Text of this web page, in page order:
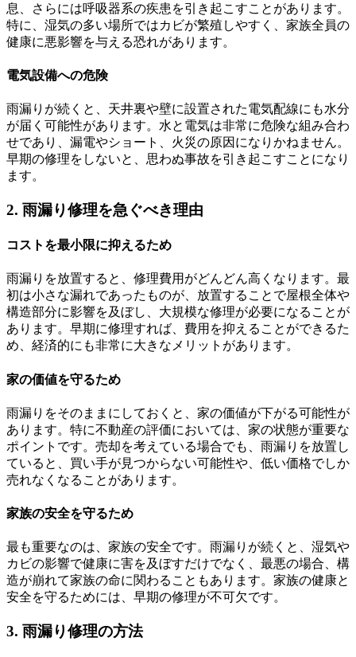
息、さらには呼吸器系の疾患を引き起こすことがあります。
特に、湿気の多い場所ではカビが繁殖しやすく、家族全員の
健康に悪影響を与える恐れがあります。
電気設備への危険
雨漏りが続くと、天井裏や壁に設置された電気配線にも水分
が届く可能性があります。水と電気は非常に危険な組み合わ
せであり、漏電やショート、火災の原因になりかねません。
早期の修理をしないと、思わぬ事故を引き起こすことになり
ます。
2. 雨漏り修理を急ぐべき理由
コストを最小限に抑えるため
雨漏りを放置すると、修理費用がどんどん高くなります。最
初は小さな漏れであったものが、放置することで屋根全体や
構造部分に影響を及ぼし、大規模な修理が必要になることが
あります。早期に修理すれば、費用を抑えることができるた
め、経済的にも非常に大きなメリットがあります。
家の価値を守るため
雨漏りをそのままにしておくと、家の価値が下がる可能性が
あります。特に不動産の評価においては、家の状態が重要な
ポイントです。売却を考えている場合でも、雨漏りを放置し
ていると、買い手が見つからない可能性や、低い価格でしか
売れなくなることがあります。
家族の安全を守るため
最も重要なのは、家族の安全です。雨漏りが続くと、湿気や
カビの影響で健康に害を及ぼすだけでなく、最悪の場合、構
造が崩れて家族の命に関わることもあります。家族の健康と
安全を守るためには、早期の修理が不可欠です。
3. 雨漏り修理の方法